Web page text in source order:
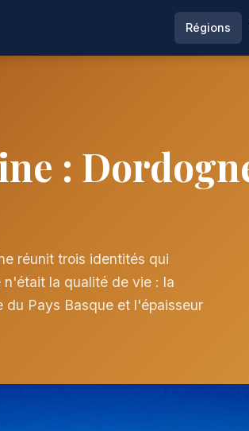
Régions
:
réunit trois identités qui
la qualité de vie : la
Pays Basque et l'épaisseur